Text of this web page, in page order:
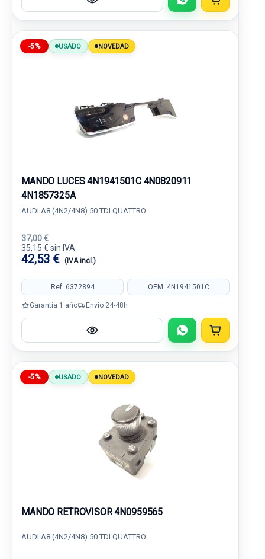
-5% USADO NOVEDAD
MANDO LUCES 4N1941501C 4N0820911
4N1857325A
AUDI A8 (4N2/4N8) 50 TDI QUATTRO
37,00 €
35,15 € sin IVA.
42,53 € (IVA incl.)
Ref: 6372894 OEM: 4N1941501C
Garantía 1 año Envío 24-48h
-5% USADO NOVEDAD
MANDO RETROVISOR 4N0959565
AUDI A8 (4N2/4N8) 50 TDI QUATTRO